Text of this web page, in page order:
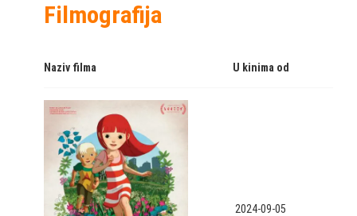
Filmografija
Naziv filma U kinima od
2024-09-05